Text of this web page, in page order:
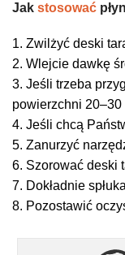
Jak stosować
1. Zwilżyć deski
2. Wlejcie dawkę
3. Jeśli trzeba
powierzchni 20–30
4. Jeśli chcą
5. Zanurzyć
6. Szorować deski
7. Dokładnie
8. Pozostawić